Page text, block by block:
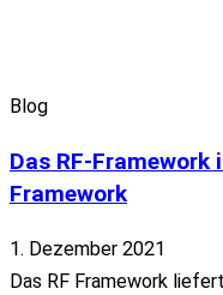
Blog
Das RF-
Framework
1. Dezember 2021
Das RF Framework